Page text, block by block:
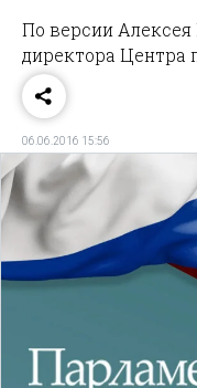
По версии Алексея
директора Центра
06.06.2016 15:56